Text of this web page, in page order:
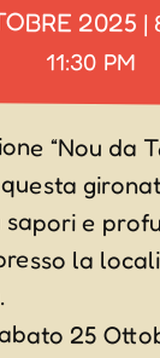
2025 |
11:30 PM
“Nou da
a sapori e
la
25con
ma
gli
letture
torneo di